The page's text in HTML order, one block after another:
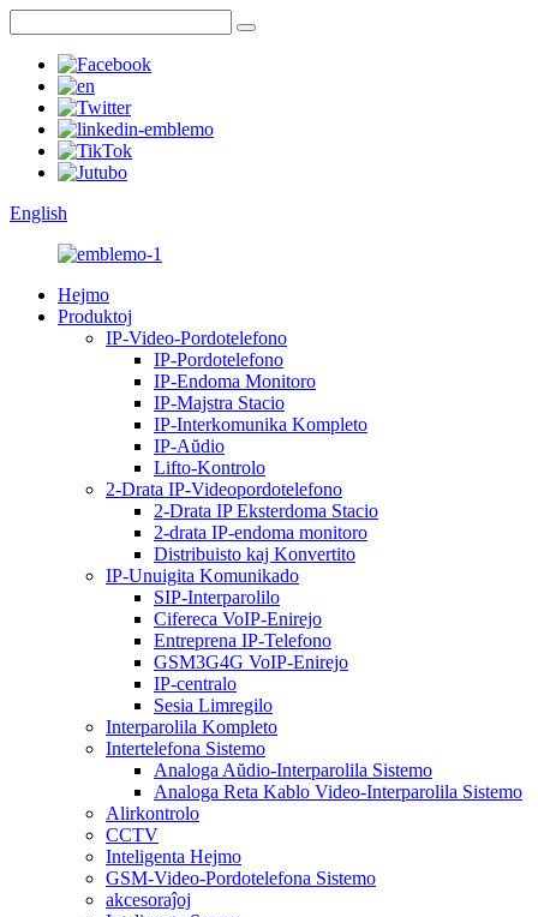
English
Hejmo
Produktoj
IP-Video-Pordotelefono
IP-Pordotelefono
IP-Endoma Monitoro
IP-Majstra Stacio
IP-Interkomunika Kompleto
IP-Aŭdio
Lifto-Kontrolo
2-Drata IP-Videopordotelefono
2-Drata IP Eksterdoma Stacio
2-drata IP-endoma monitoro
Distribuisto kaj Konvertito
IP-Unuigita Komunikado
SIP-Interparolilo
Cifereca VoIP-Enirejo
Entreprena IP-Telefono
GSM3G4G VoIP-Enirejo
IP-centralo
Sesia Limregilo
Interparolila Kompleto
Intertelefona Sistemo
Analoga Aŭdio-Interparolila Sistemo
Analoga Reta Kablo Video-Interparolila Sistemo
Alirkontrolo
CCTV
Inteligenta Hejmo
GSM-Video-Pordotelefona Sistemo
akcesoraĵoj